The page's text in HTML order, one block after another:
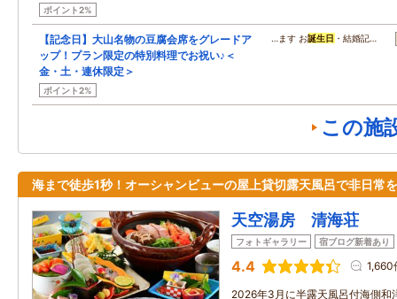
ポイント2%
【記念日】大山名物の豆腐会席をグレードア
ップ！プラン限定の特別料理でお祝い♪＜
金・土・連休限定＞
ポイント2%
…ます お誕生日 ・結婚記…
この施
海まで徒歩1秒！オーシャンビューの屋上貸切露天風呂で非日常を
天空湯房 清海荘
フォトギャラリー 宿ブログ新着あり
4.4 1,660
2026年3月に半露天風呂付海側和